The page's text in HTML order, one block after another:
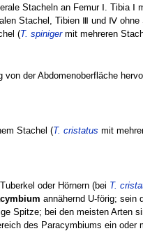
Stacheln an Femur Ⅰ. Tibia Ⅰ
Stachel, Tibien Ⅲ und Ⅳ ohne
(T. spinigermit mehreren
von der Abdomenoberfläche
Stachel (T. cristatus mit
oder Hörnern (bei T.
annähernd U-förig; sein
Spitze; bei den meisten Arten
des Paracymbiums ein oder